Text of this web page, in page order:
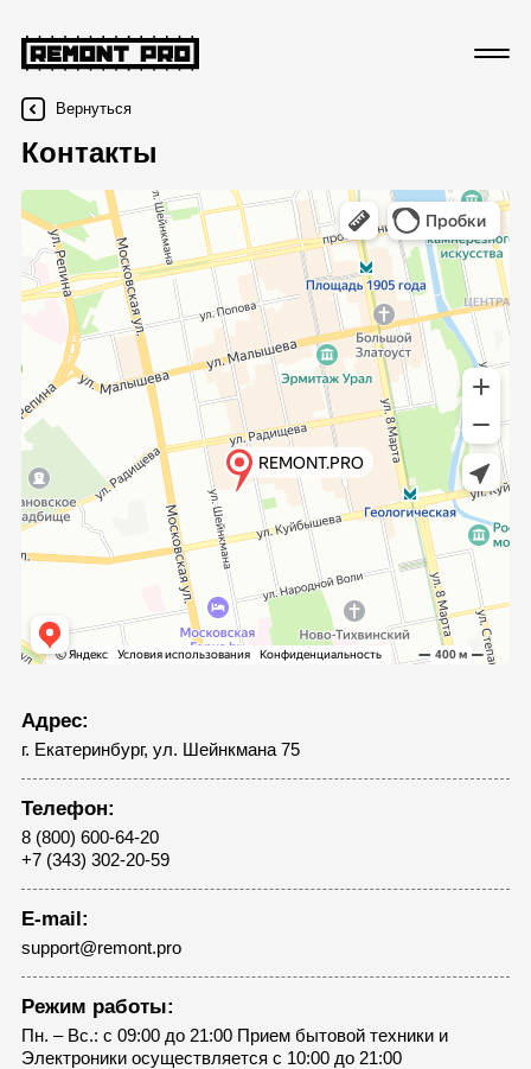
Вернуться
Контакты
Адрес:
г. Екатеринбург, ул. Шейнкмана 75
Телефон:
8 (800) 600-64-20
+7 (343) 302-20-59
E-mail:
support@remont.pro
Режим работы:
Пн. – Вс.: с 09:00 до 21:00 Прием бытовой техники и
Электроники осуществляется с 10:00 до 21:00